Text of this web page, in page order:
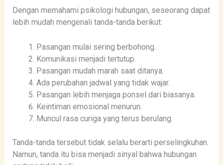
Dengan memahami psikologi hubungan, seseorang dapat
lebih mudah mengenali tanda-tanda berikut:
Pasangan mulai sering berbohong.
Komunikasi menjadi tertutup.
Pasangan mudah marah saat ditanya.
Ada perubahan jadwal yang tidak wajar.
Pasangan lebih menjaga ponsel dari biasanya.
Keintiman emosional menurun.
Muncul rasa curiga yang terus berulang.
Tanda-tanda tersebut tidak selalu berarti perselingkuhan.
Namun, tanda itu bisa menjadi sinyal bahwa hubungan